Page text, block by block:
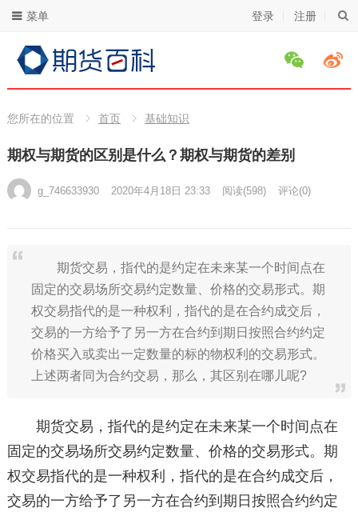
登录 注册
菜单
您所在的位置 首页 基础知识
期权与期货的区别是什么？期权与期货的差别
g_746633930 2020年4月18日 23:33 阅读(598) 评论(0)
期货交易，指代的是约定在未来某一个时间点在
固定的交易场所交易约定数量、价格的交易形式。期
权交易指代的是一种权利，指代的是在合约成交后，
交易的一方给予了另一方在合约到期日按照合约约定
价格买入或卖出一定数量的标的物权利的交易形式。
上述两者同为合约交易，那么，其区别在哪儿呢?
期货交易，指代的是约定在未来某一个时间点在
固定的交易场所交易约定数量、价格的交易形式。期
权交易指代的是一种权利，指代的是在合约成交后，
交易的一方给予了另一方在合约到期日按照合约约定